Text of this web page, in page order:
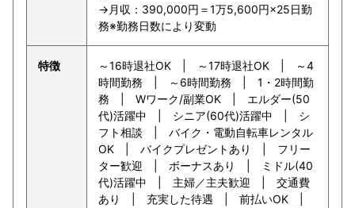
→月収：390,000円＝1万5,600円×25日勤
務※勤務日数により変動
特徴
～16時退社OK | ～17時退社OK | ～4
時間勤務 | ～6時間勤務 | 1・2時間勤
務 | Wワーク/副業OK | エルダー(50
代)活躍中 | シニア(60代)活躍中 | シ
フト相談 | バイク・電動自転車レンタル
OK | バイクプレゼントあり | フリー
ター歓迎 | ボーナスあり | ミドル(40
代)活躍中 | 主婦／主夫歓迎 | 交通費
あり | 充実した待遇 | 前払いOK |